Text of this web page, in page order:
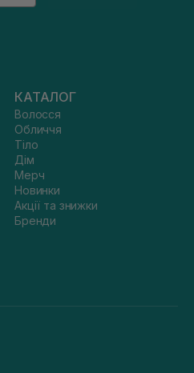
КАТАЛОГ
Волосся
Обличчя
Тіло
Дім
Мерч
Новинки
Акції та знижки
Бренди